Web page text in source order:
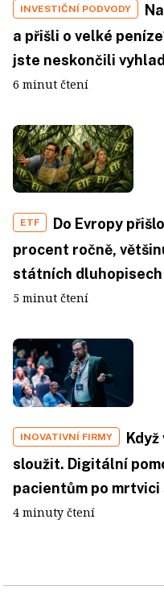
INVESTIČNÍ PODVODY
a přišli o velké
jste neskončili
6 minut čtení
ETF
Do Evropy
procent ročně,
státních dluhopisech
5 minut čtení
INOVATIVNÍ FIRMY
sloužit. Digitální
pacientům po
4 minuty čtení